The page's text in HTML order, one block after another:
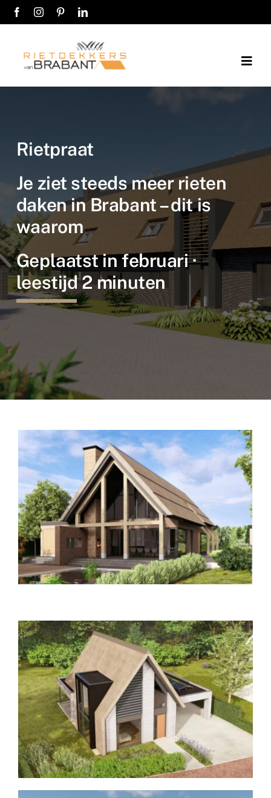
naar
Werkwijze
Werkgebieden
Kosten
Referenties
Rietpraat
Vacature
Rietpraat
Je ziet steeds meer rieten
daken in Brabant – dit is
waarom
Geplaatst in februari ·
leestijd 2 minuten